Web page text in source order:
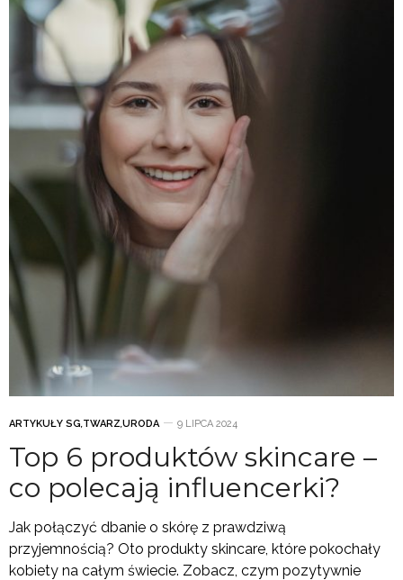
ARTYKUŁY SG,TWARZ,URODA 9 LIPCA 2024
Top 6 produktów skincare –
co polecają influencerki?
Jak połączyć dbanie o skórę z prawdziwą
przyjemnością? Oto produkty skincare, które pokochały
kobiety na całym świecie. Zobacz, czym pozytywnie